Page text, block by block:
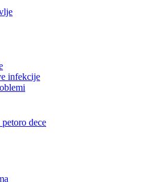
infekcije
dece